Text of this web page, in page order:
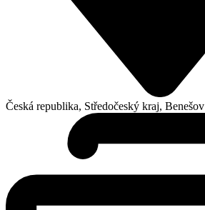
Česká republika, Středočeský kraj, Benešov